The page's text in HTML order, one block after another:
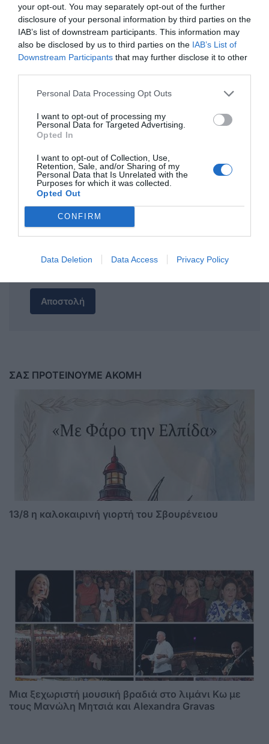
your opt-out. You may separately opt-out of the further
disclosure of your personal information by third parties on the
IAB’s list of downstream participants. This information may
also be disclosed by us to third parties on the IAB’s List of
Downstream Participants that may further disclose it to other
Personal Data Processing Opt Outs
I want to opt-out of processing my
Personal Data for Targeted Advertising.
Opted In
I want to opt-out of Collection, Use,
Retention, Sale, and/or Sharing of my
Personal Data that Is Unrelated with the
Purposes for which it was collected.
Opted Out
CONFIRM
Data Deletion Data Access Privacy Policy
Πρόσθεσε ένα σχόλιο
ΟΝΟΜΑ
ΣΧΟΛΙΟ
Αποστολή
ΣΑΣ ΠΡΟΤΕΙΝΟΥΜΕ ΑΚΟΜΗ
13/8 η καλοκαιρινή γιορτή του Σβουρένειου
Μια ξεχωριστή μουσική βραδιά στο λιμάνι Κω με
τους Μανώλη Μητσιά και Alexandra Gravas